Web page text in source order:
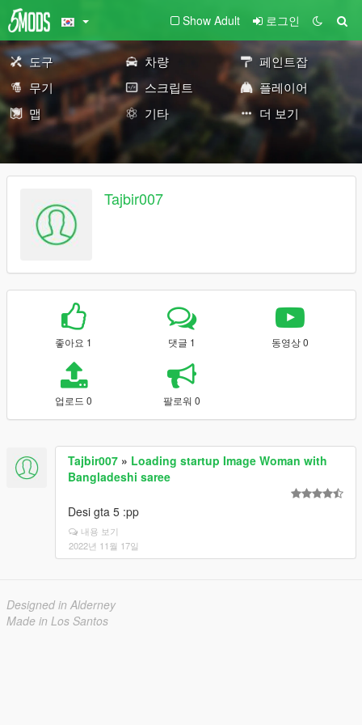
Show Adult 로그인
도구 차량
페인트잡
무기
스크립트
플레이어
맵
기타 더 보기
Tajbir007
좋아요 1 댓글 1 동영상 0
업로드 0 팔로워 0
Tajbir007 » Loading startup Image Woman with
Bangladeshi saree
Desi gta 5 :pp
내용 보기
2022년 11월 17일
Designed in Alderney
Made in Los Santos